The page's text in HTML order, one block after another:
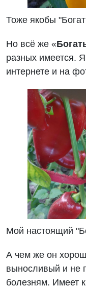
Тоже якобы
Но всё же «
разных имеется.
интернете и на
Мой настоящий
А чем же он хорош
выносливый и не
болезням. Имеет